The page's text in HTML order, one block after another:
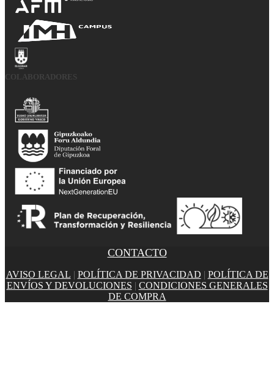
COLABORADORES
CONTACTO
AVISO LEGAL | POLÍTICA DE PRIVACIDAD | POLÍTICA DE
ENVÍOS Y DEVOLUCIONES | CONDICIONES GENERALES
DE COMPRA